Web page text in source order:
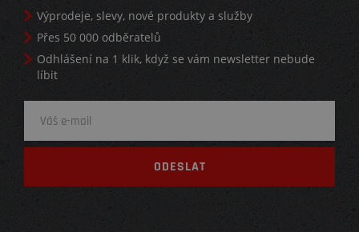
Výprodeje, slevy, nové produkty a služby
Přes 50 000 odběratelů
Odhlášení na 1 klik, když se vám newsletter nebude
líbit